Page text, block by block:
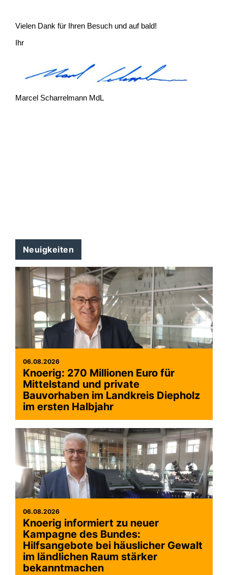
Vielen Dank für Ihren Besuch und auf bald!
Ihr
Marcel Scharrelmann MdL
Neuigkeiten
06.08.2026
Knoerig: 270 Millionen Euro für
Mittelstand und private
Bauvorhaben im Landkreis Diepholz
im ersten Halbjahr
06.08.2026
Knoerig informiert zu neuer
Kampagne des Bundes:
Hilfsangebote bei häuslicher Gewalt
im ländlichen Raum stärker
bekanntmachen